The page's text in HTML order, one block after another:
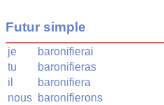
Futur simple
je
baronifierai
tu
baronifieras
il
baronifiera
nous baronifierons